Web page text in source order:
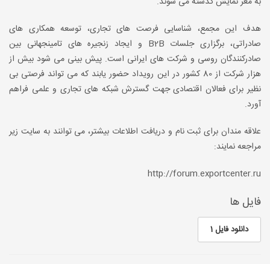
هدف این مجمع، شناسایی فرصت های تجاری، توسعه همکاری های
صادراتی، برگزاری جلسات B2B و ایجاد زنجیره های تامینجهانی بین
صادرکنندگان روسی و شرکت های ایرانی است. پیش بینی می شود بیش از
هزار شرکت از 80 کشور در این رویداد حضور یابند که می تواند فرصتی بی
نظیر برای فعالان اقتصادی جهت گسترش شبکه های تجاری و علمی فراهم
آورد.
علاقه مندان برای ثبت نام و دریافت اطلاعات بیشتر، می توانند به سایت زیر
مراجعه نمایند:
http://forum.exportcenter.ru
فایل ها
دانلود فایل 1